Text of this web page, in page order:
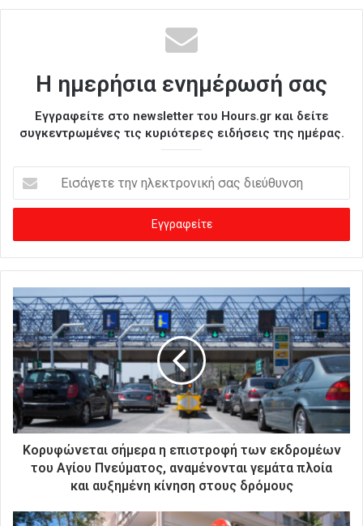
Η ημερήσια ενημέρωσή σας
Εγγραφείτε στο newsletter του Hours.gr και δείτε
συγκεντρωμένες τις κυριότερες ειδήσεις της ημέρας.
σ
γ
ε
ε
τ
η
ν
λ
ε
κ
τ
κ
Κορυφώνεται σήμερα η επιστροφή των εκδρομέων
του Αγίου Πνεύματος, αναμένονται γεμάτα πλοία
και αυξημένη κίνηση στους δρόμους